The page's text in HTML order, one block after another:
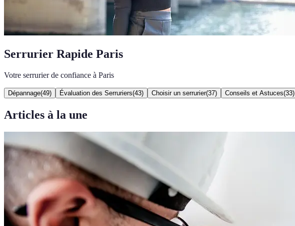
Serrurier Rapide Paris
Votre serrurier de confiance à Paris
Dépannage(49) Évaluation des Serruriers(43) Choisir un serrurier(37) Conseils et Astuces(33)
Articles à la une